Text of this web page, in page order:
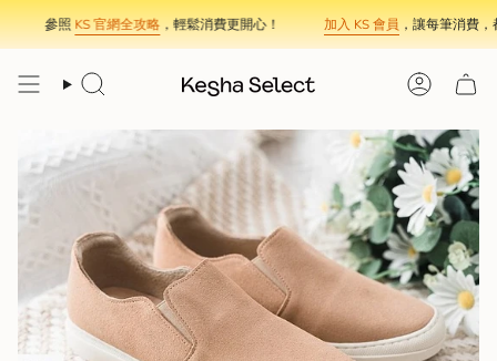
Skip
to
content
參照KS 官網全攻略，輕鬆消費更開心！ 加入 KS 會員，讓每筆消費，都
Search Account